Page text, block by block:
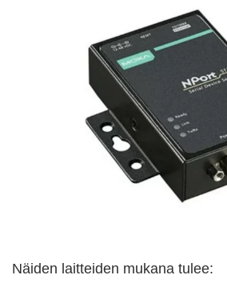
Näiden laitteiden mukana tulee: